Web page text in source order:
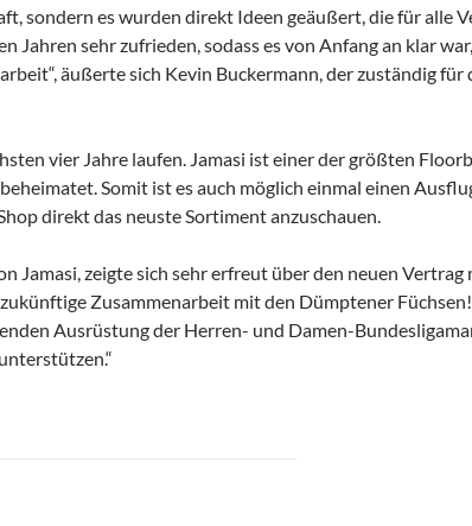
sondern es wurden direkt Ideen geäußert, die für alle
Jahren sehr zufrieden, sodass es von Anfang an klar
äußerte sich Kevin Buckermann, der zuständig
vier Jahre laufen. Jamasi ist einer der größten
Somit ist es auch möglich einmal einen
direkt das neuste Sortiment anzuschauen.
Jamasi, zeigte sich sehr erfreut über den neuen Vertrag
Zusammenarbeit mit den Dümptener
Ausrüstung der Herren- und Damen-